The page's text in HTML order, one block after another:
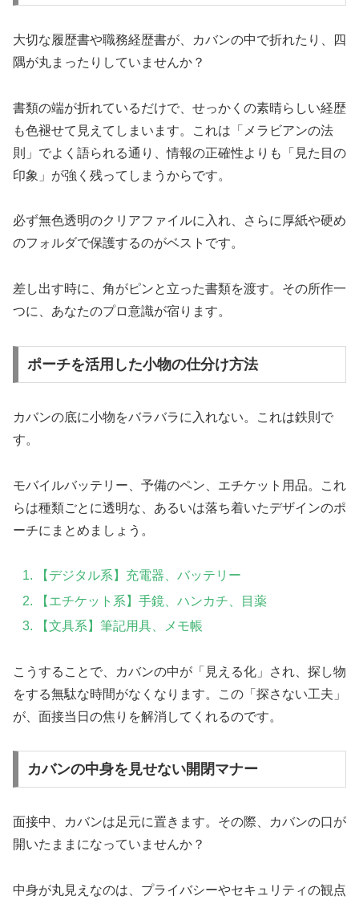
大切な履歴書や職務経歴書が、カバンの中で折れたり、四
隅が丸まったりしていませんか？
書類の端が折れているだけで、せっかくの素晴らしい経歴
も色褪せて見えてしまいます。これは「メラビアンの法
則」でよく語られる通り、情報の正確性よりも「見た目の
印象」が強く残ってしまうからです。
必ず無色透明のクリアファイルに入れ、さらに厚紙や硬め
のフォルダで保護するのがベストです。
差し出す時に、角がピンと立った書類を渡す。その所作一
つに、あなたのプロ意識が宿ります。
ポーチを活用した小物の仕分け方法
カバンの底に小物をバラバラに入れない。これは鉄則で
す。
モバイルバッテリー、予備のペン、エチケット用品。これ
らは種類ごとに透明な、あるいは落ち着いたデザインのポ
ーチにまとめましょう。
【デジタル系】充電器、バッテリー
【エチケット系】手鏡、ハンカチ、目薬
【文具系】筆記用具、メモ帳
こうすることで、カバンの中が「見える化」され、探し物
をする無駄な時間がなくなります。この「探さない工夫」
が、面接当日の焦りを解消してくれるのです。
カバンの中身を見せない開閉マナー
面接中、カバンは足元に置きます。その際、カバンの口が
開いたままになっていませんか？
中身が丸見えなのは、プライバシーやセキュリティの観点